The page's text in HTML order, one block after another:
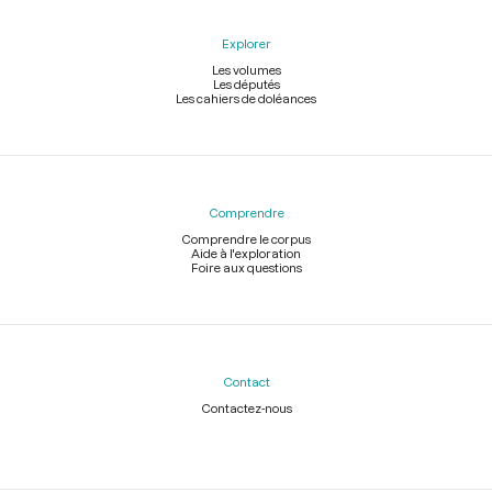
Explorer
Les volumes
Les députés
Les cahiers de doléances
Comprendre
Comprendre le corpus
Aide à l'exploration
Foire aux questions
Contact
Contactez-nous
Légal